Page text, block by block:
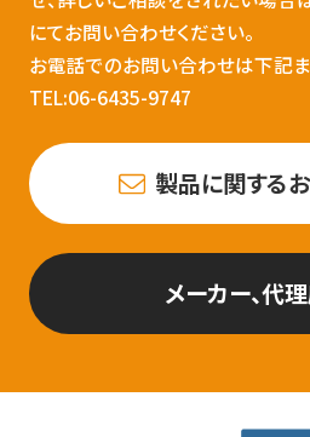
にてお問い合わせください。
お電話でのお問い合わせは下記ま
TEL:06-6435-9747
製品に関する
メーカー、代